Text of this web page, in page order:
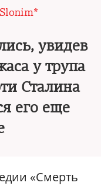
увидев
у трупа
Сталина
его еще
«Смерть